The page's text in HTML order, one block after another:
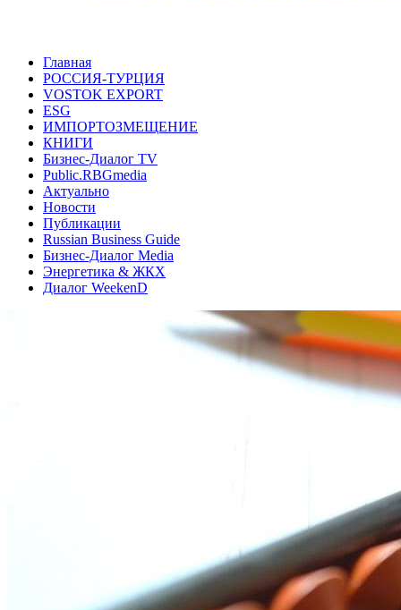
Главная
РОССИЯ-ТУРЦИЯ
VOSTOK EXPORT
ESG
ИМПОРТОЗМЕЩЕНИЕ
КНИГИ
Бизнес-Диалог TV
Public.RBGmedia
Актуально
Новости
Публикации
Russian Business Guide
Бизнес-Диалог Media
Энергетика & ЖКХ
Диалог WeekenD